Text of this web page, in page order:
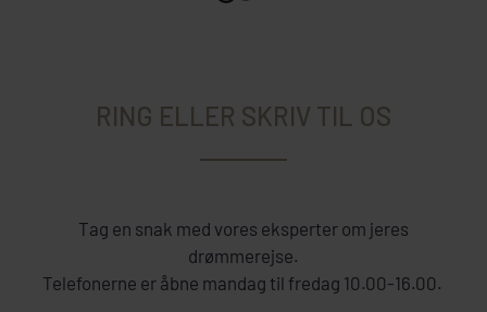
RING ELLER SKRIV TIL OS
Tag en snak med vores eksperter om jeres
drømmerejse.
Telefonerne er åbne mandag til fredag 10.00-16.00.